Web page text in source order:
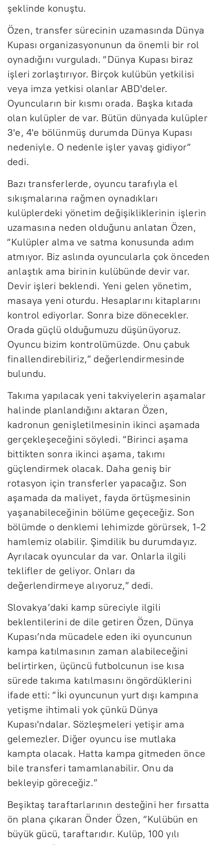
şeklinde konuştu.
Özen, transfer sürecinin uzamasında Dünya
Kupası organizasyonunun da önemli bir rol
oynadığını vurguladı. “Dünya Kupası biraz
işleri zorlaştırıyor. Birçok kulübün yetkilisi
veya imza yetkisi olanlar ABD'deler.
Oyuncuların bir kısmı orada. Başka kıtada
olan kulüpler de var. Bütün dünyada kulüpler
3'e, 4'e bölünmüş durumda Dünya Kupası
nedeniyle. O nedenle işler yavaş gidiyor”
dedi.
Bazı transferlerde, oyuncu tarafıyla el
sıkışmalarına rağmen oynadıkları
kulüplerdeki yönetim değişikliklerinin işlerin
uzamasına neden olduğunu anlatan Özen,
“Kulüpler alma ve satma konusunda adım
atmıyor. Biz aslında oyuncularla çok önceden
anlaştık ama birinin kulübünde devir var.
Devir işleri beklendi. Yeni gelen yönetim,
masaya yeni oturdu. Hesaplarını kitaplarını
kontrol ediyorlar. Sonra bize dönecekler.
Orada güçlü olduğumuzu düşünüyoruz.
Oyuncu bizim kontrolümüzde. Onu çabuk
finallendirebiliriz,” değerlendirmesinde
bulundu.
Takıma yapılacak yeni takviyelerin aşamalar
halinde planlandığını aktaran Özen,
kadronun genişletilmesinin ikinci aşamada
gerçekleşeceğini söyledi. “Birinci aşama
bittikten sonra ikinci aşama, takımı
güçlendirmek olacak. Daha geniş bir
rotasyon için transferler yapacağız. Son
aşamada da maliyet, fayda örtüşmesinin
yaşanabileceğinin bölüme geçeceğiz. Son
bölümde o denklemi lehimizde görürsek, 1-2
hamlemiz olabilir. Şimdilik bu durumdayız.
Ayrılacak oyuncular da var. Onlarla ilgili
teklifler de geliyor. Onları da
değerlendirmeye alıyoruz,” dedi.
Slovakya’daki kamp süreciyle ilgili
beklentilerini de dile getiren Özen, Dünya
Kupası’nda mücadele eden iki oyuncunun
kampa katılmasının zaman alabileceğini
belirtirken, üçüncü futbolcunun ise kısa
sürede takıma katılmasını öngördüklerini
ifade etti: “İki oyuncunun yurt dışı kampına
yetişme ihtimali yok çünkü Dünya
Kupası'ndalar. Sözleşmeleri yetişir ama
gelemezler. Diğer oyuncu ise mutlaka
kampta olacak. Hatta kampa gitmeden önce
bile transferi tamamlanabilir. Onu da
bekleyip göreceğiz.”
Beşiktaş taraftarlarının desteğini her fırsatta
ön plana çıkaran Önder Özen, “Kulübün en
büyük gücü, taraftarıdır. Kulüp, 100 yılı